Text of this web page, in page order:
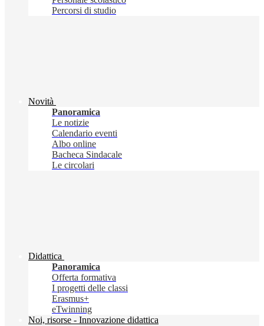
Percorsi di studio
Novità
Panoramica
Le notizie
Calendario eventi
Albo online
Bacheca Sindacale
Le circolari
Didattica
Panoramica
Offerta formativa
I progetti delle classi
Erasmus+
eTwinning
Noi, risorse - Innovazione didattica